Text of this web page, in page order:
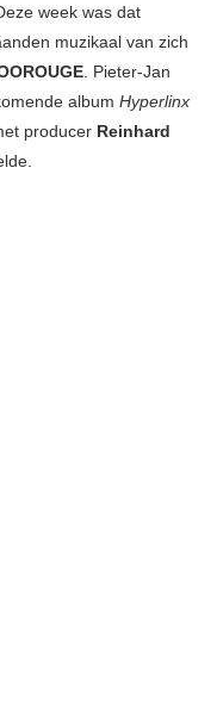
week was dat
muzikaal van zich
. Pieter-Jan
album Hyperlinx
producer Reinhard